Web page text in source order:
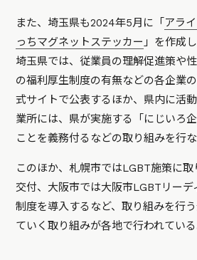
また、埼玉県も2024年5月に「 アラ
っちマグネットステッカー 」を作成
埼玉県では、従業員の理解促進策や
の福利厚生制度の有無などの各企業
式サイトで公表するほか、県内に活
業所には、県が実施する「にじいろ
ことを義務付るなどの取り組みを行な
このほか、札幌市ではLGBT施策に
交付、大阪市では大阪市LGBTリー
制度を導入するなど、取り組みを行
ていく取り組みが各地で行われている